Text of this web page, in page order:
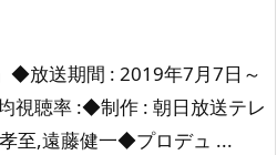
◆放送期間 : 2019年7月7日～
視聴率 :◆制作 : 朝日放送テレ
至,遠藤健一◆プロデュ ...